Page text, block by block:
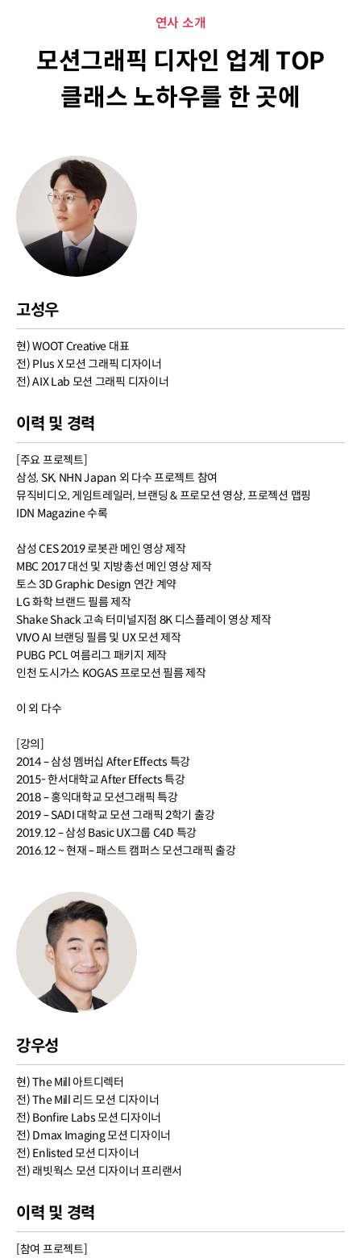
연사 소개
모션그래픽 디자인 업계 TOP
클래스 노하우를 한 곳에
고성우
현) WOOT Creative 대표
전) Plus X 모션 그래픽 디자이너
전) AIX Lab 모션 그래픽 디자이너
이력 및 경력
[주요 프로젝트]
삼성, SK, NHN Japan 외 다수 프로젝트 참여
뮤직비디오, 게임트레일러, 브랜딩 & 프로모션 영상, 프로젝션 맵핑
IDN Magazine 수록
삼성 CES 2019 로봇관 메인 영상 제작
MBC 2017 대선 및 지방총선 메인 영상 제작
토스 3D Graphic Design 연간 계약
LG 화학 브랜드 필름 제작
Shake Shack 고속 터미널지점 8K 디스플레이 영상 제작
VIVO AI 브랜딩 필름 및 UX 모션 제작
PUBG PCL 여름리그 패키지 제작
인천 도시가스 KOGAS 프로모션 필름 제작
이 외 다수
[강의]
2014 – 삼성 멤버십 After Effects 특강
2015- 한서대학교 After Effects 특강
2018 – 홍익대학교 모션그래픽 특강
2019 – SADI 대학교 모션 그래픽 2학기 출강
2019.12 – 삼성 Basic UX그룹 C4D 특강
2016.12 ~ 현재 – 패스트 캠퍼스 모션그래픽 출강
강우성
현) The Mill 아트디렉터
전) The Mill 리드 모션 디자이너
전) Bonfire Labs 모션 디자이너
전) Dmax Imaging 모션 디자이너
전) Enlisted 모션 디자이너
전) 래빗웍스 모션 디자이너 프리랜서
이력 및 경력
[참여 프로젝트]